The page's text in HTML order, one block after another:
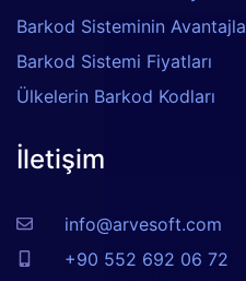
Barkod Sisteminin
Barkod Sistemi Fiyatları
Ülkelerin Barkod Kodları
İletişim
info@arvesoft.com
+90 552 692 06 72